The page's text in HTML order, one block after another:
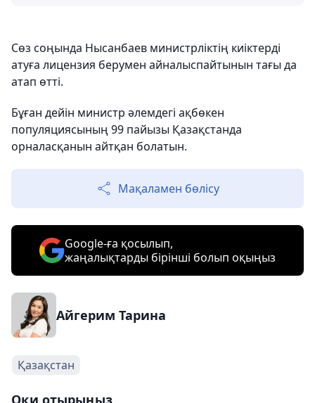
Сөз соңында Нысанбаев министрліктің киіктерді
атуға лицензия берумен айналыспайтынын тағы да
атап өтті.
Бұған дейін министр әлемдегі ақбөкен
популяциясының 99 пайызы Қазақстанда
орналасқанын айтқан болатын.
Мақаламен бөлісу
Google-ға қосылып,
жаңалықтарды бірінші болып оқыңыз
Айгерим Тарина
Қазақстан
Оқи отырыңыз